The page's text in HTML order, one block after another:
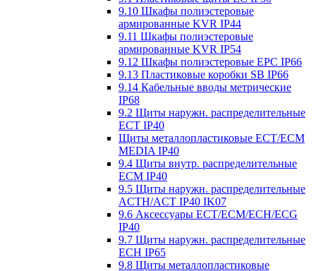
9.10 Шкафы полиэстеровые
армированные KVR IP44
9.11 Шкафы полиэстеровые
армированные KVR IP54
9.12 Шкафы полиэстеровые EPC IP66
9.13 Пластиковые коробки SB IP66
9.14 Кабельные вводы метрические
IP68
9.2 Щиты наружн. распределительные
ECT IP40
Щиты металлопластиковые ECT/ECM
MEDIA IP40
9.4 Щиты внутр. распределительные
ECМ IP40
9.5 Щиты наружн. распределительные
ACTH/ACT IP40 IK07
9.6 Аксессуары ECT/ECM/ECH/ECG
IP40
9.7 Щиты наружн. распределительные
ECH IP65
9.8 Щиты металлопластиковые